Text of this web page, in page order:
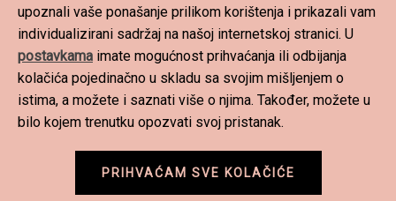
upoznali vaše ponašanje prilikom korištenja i prikazali vam
individualizirani sadržaj na našoj internetskoj stranici. U
postavkama imate mogućnost prihvaćanja ili odbijanja
kolačića pojedinačno u skladu sa svojim mišljenjem o
istima, a možete i saznati više o njima. Također, možete u
bilo kojem trenutku opozvati svoj pristanak.
PRIHVAĆAM SVE KOLAČIĆE
Remen mu je podesiv i može pristajati na uža i šira
zapešća, a napravljen je od gumenog materijala koji je
udoban za nošenje i otporan na znojenje. Zaslon sata
moguće je personalizirati. Dostupne su mnogobrojne
opcije poput mijenjanja pozadine, fontova i boje slova,
sami birate što vam se najviše sviđa.